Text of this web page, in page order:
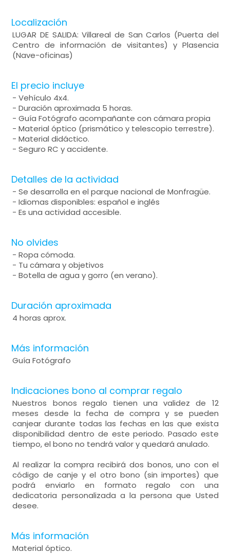
Localización
LUGAR DE SALIDA: Villareal de San Carlos (Puerta del
Centro de información de visitantes) y Plasencia
(Nave-oficinas)
El precio incluye
- Vehículo 4x4.
- Duración aproximada 5 horas.
- Guía Fotógrafo acompañante con cámara propia
- Material óptico (prismático y telescopio terrestre).
- Material didáctico.
- Seguro RC y accidente.
Detalles de la actividad
- Se desarrolla en el parque nacional de Monfragüe.
- Idiomas disponibles: español e inglés
- Es una actividad accesible.
No olvides
- Ropa cómoda.
- Tu cámara y objetivos
- Botella de agua y gorro (en verano).
Duración aproximada
4 horas aprox.
Más información
Guía Fotógrafo
Indicaciones bono al comprar regalo
Nuestros bonos regalo tienen una validez de 12
meses desde la fecha de compra y se pueden
canjear durante todas las fechas en las que exista
disponibilidad dentro de este periodo. Pasado este
tiempo, el bono no tendrá valor y quedará anulado.
Al realizar la compra recibirá dos bonos, uno con el
código de canje y el otro bono (sin importes) que
podrá enviarlo en formato regalo con una
dedicatoria personalizada a la persona que Usted
desee.
Más información
Material óptico.